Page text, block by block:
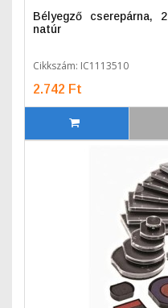
Bélyegző cserepárna,
natúr
Cikkszám: IC1113510
2.742 Ft